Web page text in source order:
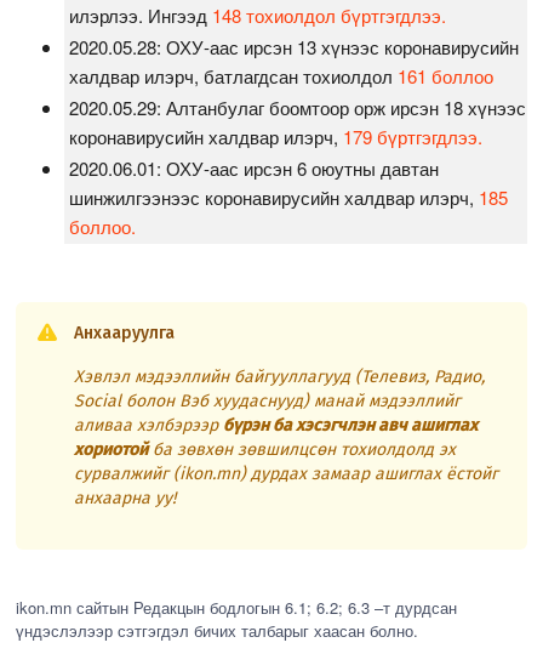
илэрлээ. Ингээд 148 тохиолдол бүртгэгдлээ.
2020.05.28: ОХУ-аас ирсэн 13 хүнээс коронавирусийн
халдвар илэрч, батлагдсан тохиолдол 161 боллоо
2020.05.29: Алтанбулаг боомтоор орж ирсэн 18 хүнээс
коронавирусийн халдвар илэрч, 179 бүртгэгдлээ.
2020.06.01:ОХУ-аас ирсэн 6 оюутны давтан
шинжилгээнээс коронавирусийн халдвар илэрч, 185
боллоо.
Анхааруулга
Хэвлэл мэдээллийн байгууллагууд (Телевиз, Радио,
Social болон Вэб хуудаснууд) манай мэдээллийг
аливаа хэлбэрээр бүрэн ба хэсэгчлэн авч ашиглах
хориотойба зөвхөн зөвшилцсөн тохиолдолд эх
сурвалжийг (ikon.mn) дурдах замаар ашиглах ёстойг
анхаарна уу!
ikon.mn сайтын Редакцын бодлогын 6.1; 6.2; 6.3 –т дурдсан
үндэслэлээр сэтгэгдэл бичих талбарыг хаасан болно.